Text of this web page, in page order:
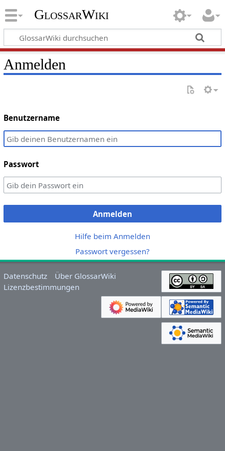
GlossarWiki
Anmelden
Benutzername
Passwort
Anmelden
Hilfe beim Anmelden
Passwort vergessen?
Datenschutz
Über GlossarWiki
Lizenzbestimmungen